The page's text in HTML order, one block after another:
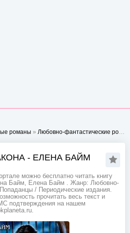
романы » Любовно-фантастические романы
- ЕЛЕНА БАЙМ
можно бесплатно читать книгу
Байм, Елена Байм . Жанр: Любовно-
/ Периодические издания.
прочитать весь текст и
подтверждения на нашем